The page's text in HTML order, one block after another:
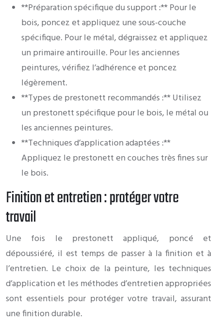
**Préparation spécifique du support :** Pour le
bois, poncez et appliquez une sous-couche
spécifique. Pour le métal, dégraissez et appliquez
un primaire antirouille. Pour les anciennes
peintures, vérifiez l’adhérence et poncez
légèrement.
**Types de prestonett recommandés :** Utilisez
un prestonett spécifique pour le bois, le métal ou
les anciennes peintures.
**Techniques d’application adaptées :**
Appliquez le prestonett en couches très fines sur
le bois.
Finition et entretien : protéger votre
travail
Une fois le prestonett appliqué, poncé et
dépoussiéré, il est temps de passer à la finition et à
l’entretien. Le choix de la peinture, les techniques
d’application et les méthodes d’entretien appropriées
sont essentiels pour protéger votre travail, assurant
une finition durable.